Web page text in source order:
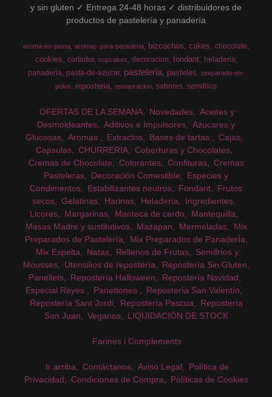
y sin gluten ✓ Entrega 24-48 horas ✓ distribuidores de
productos de pastelería y panadería
aroma-en-pasta aromas-para-pasteleria bizcochos cakes chocolate
cookies cortador cupcakes decoracion fondant
heladeria
panaderia pasta-de-azucar pasteleria pasteles
preparado-en-
polvo
reposteria restauracion sabores semifrios
OFERTAS DE LA SEMANA Novedades
Aceites y
Desmoldeantes
Aditivos e Impulsores
Azucares y
Glucosas
Aromas Extractos Bases de tartas
Cajas
Capsulas
CHURRERIA
Coberturas y Chocolates
Cremas de Chocolate
Colorantes Confituras
Cremas
Pasteleras
Decoración Comestible
Especies y
Condimentos
Estabilizantes neutros Fondant
Frutos
secos
Gelatinas Harinas Heladería
Ingredientes
Licores
Margarinas Manteca de cerdo
Mantequilla
Masas Madre y sustitutivos
Mazapan Mermeladas
Mix
Preparados de Pastelería
Mix Preparados de PanaderÍa
Mix Espelta
Natas Rellenos de Frutas
Semifríos y
Mousses
Utensilios de repostería
Repostería Sin Gluten
Panellets
Repostería Halloween
Repostería Navidad
Especial Reyes
Panettones
Repostería San Valentín
Repostería Sant Jordi
Repostería Pascua
Repostería
San Juan
Veganos LIQUIDACIÓN DE STOCK
Farines i Complements
Ir arriba Contáctanos Aviso Legal
Política de
Privacidad
Condiciones de Compra Políticas de Cookies